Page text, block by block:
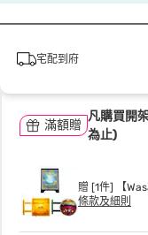
宅配到府
滿額贈
凡購買開
為止)
贈 [1件] 【
條款及細則